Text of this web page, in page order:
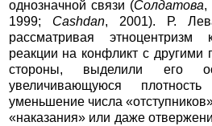
однозначной связи (Солдатова,
1999; Cashdan, 2001). Р.
рассматривая
реакции на конфликт с другими
стороны, выделили его
увеличивающуюся
уменьшение числа
«наказания» или даже